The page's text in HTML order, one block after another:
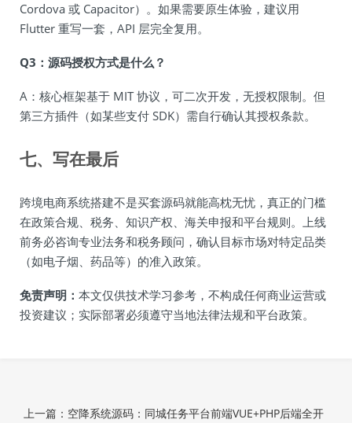
Cordova 或 Capacitor）。如果需要原生体验，建议用
Flutter 重写一套，API 层完全复用。
Q3：源码授权方式是什么？
A：核心框架基于 MIT 协议，可二次开发，无授权限制。但
第三方插件（如某些支付 SDK）需自行确认其授权条款。
七、写在最后
跨境电商系统搭建不是买套源码就能高枕无忧，真正的门槛
在政策合规、税务、知识产权、海关申报和平台规则。上线
前务必咨询专业法务和税务顾问，确认目标市场对特定品类
（如电子烟、药品等）的准入政策。
免责声明： 本文仅供技术学习参考，不构成任何商业运营或
投资建议；实际部署必须遵守当地法律法规和平台政策。
上一篇：空降系统源码：同城任务平台前端VUE+PHP后端全开